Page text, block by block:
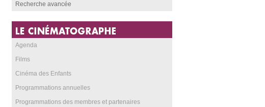
Recherche avancée
Agenda
Films
Cinéma des Enfants
Programmations annuelles
Programmations des membres et partenaires